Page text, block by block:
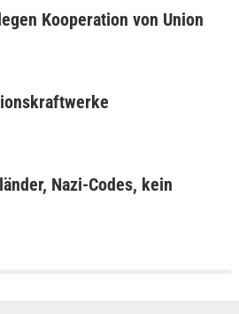
Kooperation von Union
Nazi-Codes, kein